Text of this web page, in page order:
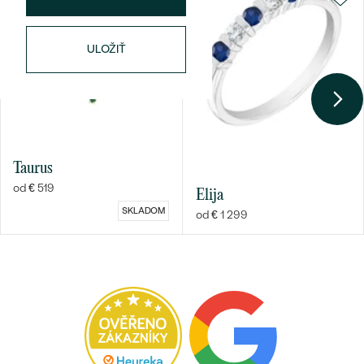
Bestsellery
OBJAVIŤ
ULOŽIŤ
Taurus
od € 519
SKLADOM
Elija
od € 1 299